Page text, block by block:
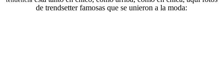
de trendsetter famosas que se unieron a la moda: